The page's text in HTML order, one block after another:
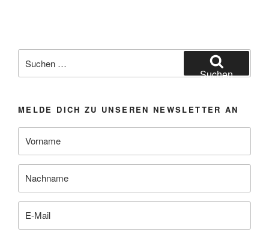
nach:
Suchen
MELDE DICH ZU UNSEREN NEWSLETTER AN